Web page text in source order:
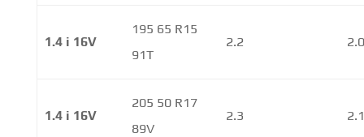
1.4 i 16V
195 65 R15
91T
2.2
1.4 i 16V
205 50 R17
89V
2.3